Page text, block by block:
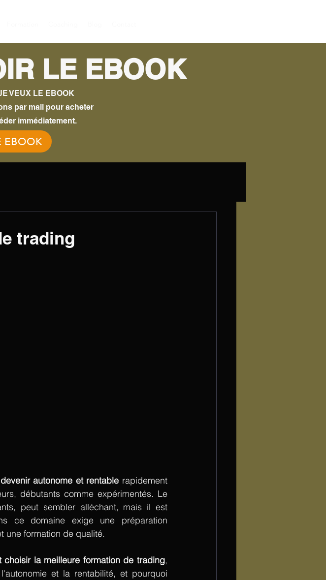
LE EBOOK
VEUX LE EBOOK
par mail pour acheter
immédiatement.
EBOOK
trading
autonome et rentable rapidement
débutants comme expérimentés. Le
peut sembler alléchant, mais il est
ce domaine exige une préparation
une formation de qualité.
choisir la meilleure formation de trading,
et la rentabilité, et pourquoi